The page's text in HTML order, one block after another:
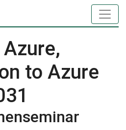
to Azure